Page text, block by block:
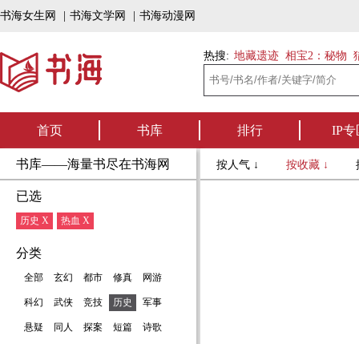
书海女生网 书海文学网 书海动漫网
热搜: 地藏遗迹 相宝2：秘物
首页 书库 排行 IP专
书库——海量书尽在书海网
已选
历史 X 热血 X
分类
全部 玄幻 都市 修真 网游
科幻 武侠 竞技 历史 军事
悬疑 同人 探案 短篇 诗歌
按人气 ↓ 按收藏 ↓